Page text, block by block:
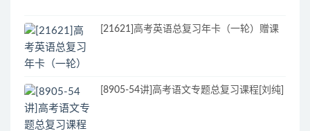
[21621]高考英语总复习年卡（一轮）赠课
[8905-54讲]高考语文专题总复习课程[刘纯]